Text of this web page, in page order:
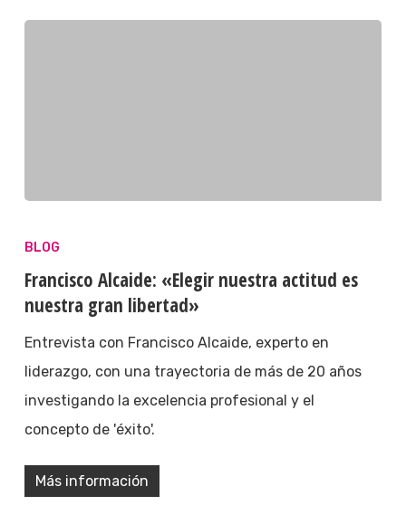
BLOG
Francisco Alcaide: «Elegir nuestra actitud es
nuestra gran libertad»
Entrevista con Francisco Alcaide, experto en
liderazgo, con una trayectoria de más de 20 años
investigando la excelencia profesional y el
concepto de 'éxito'.
Más información